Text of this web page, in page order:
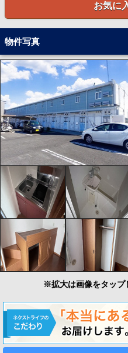
お気に
物件写真
※拡大は画像をタップ